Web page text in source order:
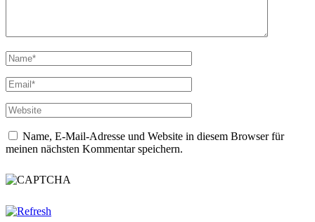
Name, E-Mail-Adresse und Website in diesem Browser für
meinen nächsten Kommentar speichern.